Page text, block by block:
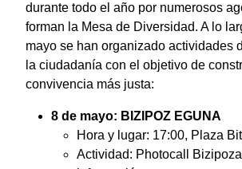
durante todo el año por numerosos
forman la Mesa de Diversidad. A lo
mayo se han organizado actividades
la ciudadanía con el objetivo de
convivencia más justa:
8 de mayo: BIZIPOZ EGUNA
Hora y lugar: 17:00, Plaza
Actividad: Photocall